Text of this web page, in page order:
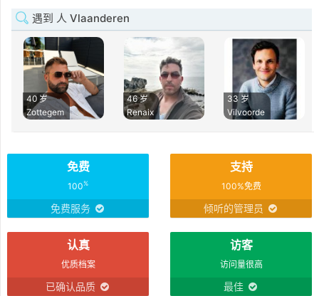
遇到 人 Vlaanderen
40 岁
Zottegem
46 岁
Renaix
33 岁
Vilvoorde
免费
100%
免费服务
支持
100%免费
倾听的管理员
认真
优质档案
已确认品质
访客
访问量很高
最佳